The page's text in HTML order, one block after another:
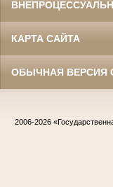
КАРТА САЙТА
ОБЫЧНАЯ ВЕРСИЯ
2006-2026